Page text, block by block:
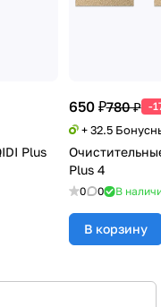
Plus
650 ₽780 ₽ -
+ 32.5
Plus 4
0 0 В
В корзину